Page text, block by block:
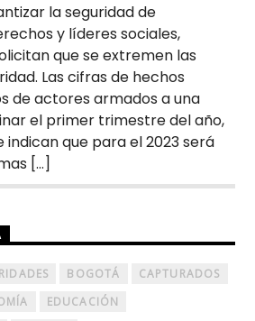
la seguridad de
y líderes sociales,
que se extremen las
Las cifras de hechos
de actores armados a una
el primer trimestre del año,
que para el 2023 será
[…]
BOGOTÁ
CAPTURADOS
EDUCACIÓN